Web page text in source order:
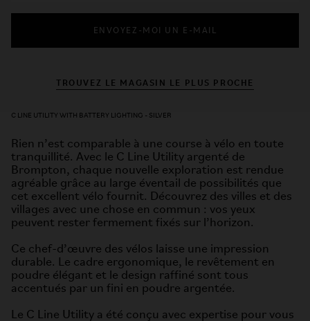
ENVOYEZ-MOI UN E-MAIL
TROUVEZ LE MAGASIN LE PLUS PROCHE
C LINE UTILITY WITH BATTERY LIGHTING - SILVER
Rien n’est comparable à une course à vélo en toute
tranquillité. Avec le C Line Utility argenté de
Brompton, chaque nouvelle exploration est rendue
agréable grâce au large éventail de possibilités que
cet excellent vélo fournit. Découvrez des villes et des
villages avec une chose en commun : vos yeux
peuvent rester fermement fixés sur l’horizon.
Ce chef-d’œuvre des vélos laisse une impression
durable. Le cadre ergonomique, le revêtement en
poudre élégant et le design raffiné sont tous
accentués par un fini en poudre argentée.
Le C Line Utility a été conçu avec expertise pour vous